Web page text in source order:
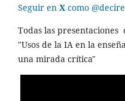
Seguir en X como
Todas las presentaciones
"Usos de la IA en la
una mirada crítica"